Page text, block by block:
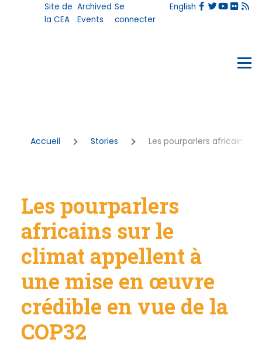
Aller au contenu principal
User
account
Site de
la CEA
Archived
Events
Se
connecter
English
Menu
Fil
d'Ariane
Accueil Stories Les pourparlers africains
Les pourparlers
africains sur le
climat appellent à
une mise en œuvre
crédible en vue de la
COP32